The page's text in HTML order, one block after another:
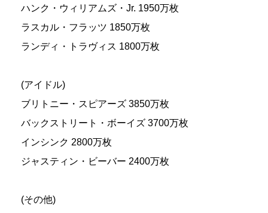
ハンク・ウィリアムズ・Jr. 1950万枚
ラスカル・フラッツ 1850万枚
ランディ・トラヴィス 1800万枚
(アイドル)
ブリトニー・スピアーズ 3850万枚
バックストリート・ボーイズ 3700万枚
インシンク 2800万枚
ジャスティン・ビーバー 2400万枚
(その他)